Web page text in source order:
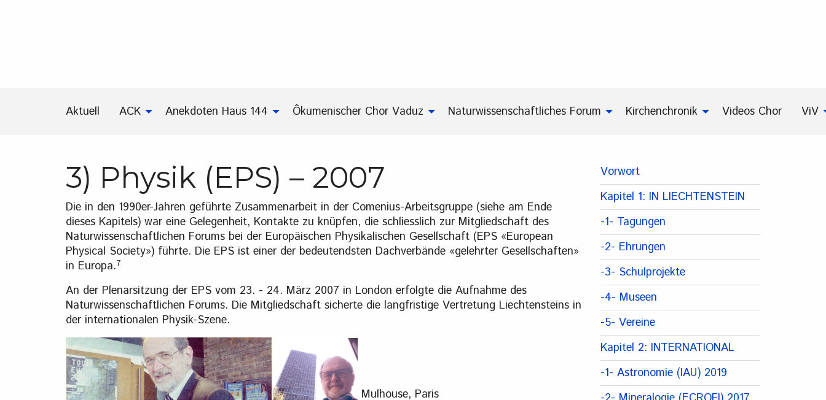
Aktuell ACK Anekdoten Haus 144 Ôkumenischer Chor Vaduz Naturwissenschaftliches Forum Kirchenchronik Videos Chor ViV
3) Physik (EPS) – 2007
Die in den 1990er-Jahren geführte Zusammenarbeit in der Comenius-Arbeitsgruppe (siehe am Ende
dieses Kapitels) war eine Gelegenheit, Kontakte zu knüpfen, die schliesslich zur Mitgliedschaft des
Naturwissenschaftlichen Forums bei der Europäischen Physikalischen Gesellschaft (EPS «European
Physical Society») führte. Die EPS ist einer der bedeutendsten Dachverbände «gelehrter Gesellschaften»
in Europa.7
An der Plenarsitzung der EPS vom 23. - 24. März 2007 in London erfolgte die Aufnahme des
Naturwissenschaftlichen Forums. Die Mitgliedschaft sicherte die langfristige Vertretung Liechtensteins in
der internationalen Physik-Szene.
Mulhouse, Paris
Vorwort
Kapitel 1: IN LIECHTENSTEIN
-1- Tagungen
-2- Ehrungen
-3- Schulprojekte
-4- Museen
-5- Vereine
Kapitel 2: INTERNATIONAL
-1- Astronomie (IAU) 2019